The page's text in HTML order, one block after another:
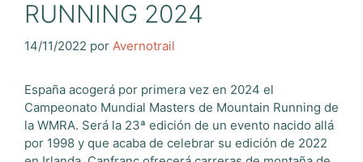
RUNNING 2024
14/11/2022 por Avernotrail
España acogerá por primera vez en 2024 el
Campeonato Mundial Masters de Mountain Running de
la WMRA. Será la 23ª edición de un evento nacido allá
por 1998 y que acaba de celebrar su edición de 2022